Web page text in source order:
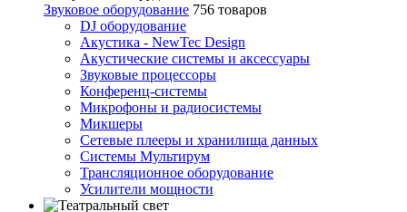
Звуковое оборудование 756 товаров
DJ оборудование
Акустика - NewTec Design
Акустические системы и аксессуары
Звуковые процессоры
Конференц-системы
Микрофоны и радиосистемы
Микшеры
Сетевые плееры и хранилища данных
Системы Мультирум
Трансляционное оборудование
Усилители мощности